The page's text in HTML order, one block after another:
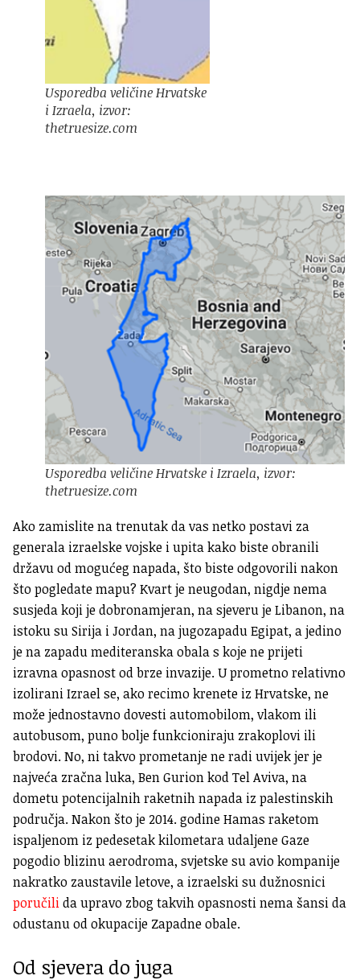
Usporedba veličine Hrvatske
i Izraela, izvor:
thetruesize.com
Usporedba veličine Hrvatske i Izraela, izvor:
thetruesize.com
Ako zamislite na trenutak da vas netko postavi za
generala izraelske vojske i upita kako biste obranili
državu od mogućeg napada, što biste odgovorili nakon
što pogledate mapu? Kvart je neugodan, nigdje nema
susjeda koji je dobronamjeran, na sjeveru je Libanon, na
istoku su Sirija i Jordan, na jugozapadu Egipat, a jedino
je na zapadu mediteranska obala s koje ne prijeti
izravna opasnost od brze invazije. U prometno relativno
izolirani Izrael se, ako recimo krenete iz Hrvatske, ne
može jednostavno dovesti automobilom, vlakom ili
autobusom, puno bolje funkcioniraju zrakoplovi ili
brodovi. No, ni takvo prometanje ne radi uvijek jer je
najveća zračna luka, Ben Gurion kod Tel Aviva, na
dometu potencijalnih raketnih napada iz palestinskih
područja. Nakon što je 2014. godine Hamas raketom
ispaljenom iz pedesetak kilometara udaljene Gaze
pogodio blizinu aerodroma, svjetske su avio kompanije
nakratko zaustavile letove, a izraelski su dužnosnici
poručilida upravo zbog takvih opasnosti nema šansi da
odustanu od okupacije Zapadne obale.
Od sjevera do juga